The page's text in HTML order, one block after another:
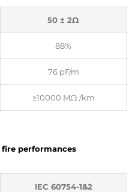
50 ± 2Ω
88%
76 pF/m
≥10000 MΩ /km
performances
IEC 60754-1&2